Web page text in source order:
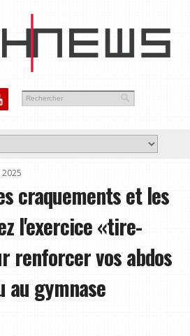
craquements et les
l'exercice «tire-
renforcer vos abdos
au gymnase